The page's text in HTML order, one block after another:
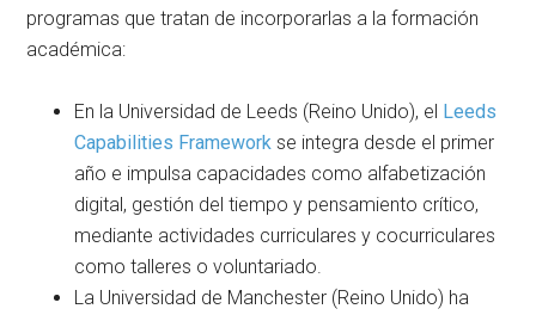
programas que tratan de incorporarlas a la formación
académica:
En la Universidad de Leeds (Reino Unido), el Leeds
Capabilities Framework se integra desde el primer
año e impulsa capacidades como alfabetización
digital, gestión del tiempo y pensamiento crítico,
mediante actividades curriculares y cocurriculares
como talleres o voluntariado.
La Universidad de Manchester (Reino Unido) ha